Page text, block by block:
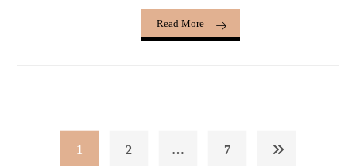
Read More
1 2 … 7